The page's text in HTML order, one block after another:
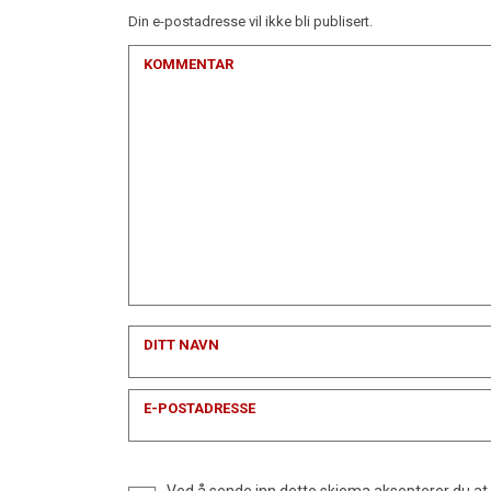
Din e-postadresse vil ikke bli publisert.
KOMMENTAR
DITT NAVN
E-POSTADRESSE